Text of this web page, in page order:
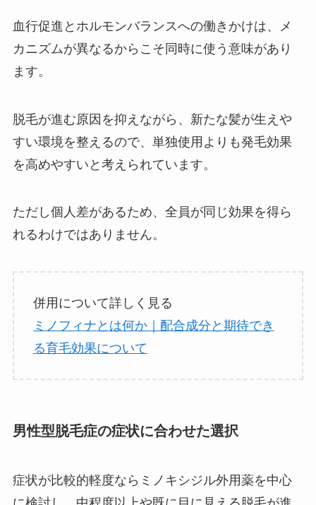
血行促進とホルモンバランスへの働きかけは、メ
カニズムが異なるからこそ同時に使う意味があり
ます。
脱毛が進む原因を抑えながら、新たな髪が生えや
すい環境を整えるので、単独使用よりも発毛効果
を高めやすいと考えられています。
ただし個人差があるため、全員が同じ効果を得ら
れるわけではありません。
併用について詳しく見る
ミノフィナとは何か｜配合成分と期待でき
る育毛効果について
男性型脱毛症の症状に合わせた選択
症状が比較的軽度ならミノキシジル外用薬を中心